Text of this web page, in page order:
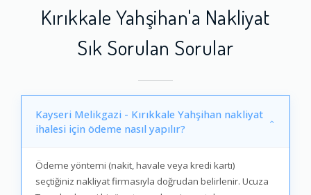
Kırıkkale Yahşihan'a Nakliyat
Sık Sorulan Sorular
Kayseri Melikgazi - Kırıkkale Yahşihan nakliyat
ihalesi için ödeme nasıl yapılır?
Ödeme yöntemi (nakit, havale veya kredi kartı)
seçtiğiniz nakliyat firmasıyla doğrudan belirlenir. Ucuza